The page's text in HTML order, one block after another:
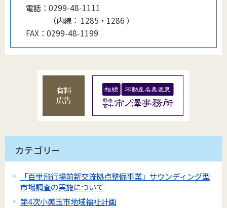
電話： 0299-48-1111
（内線 ： 1285・1286 ）
FAX： 0299-48-1199
有料
広告
カテゴリー
「百里飛行場前新交流拠点整備事業」サウンディング型
市場調査の実施について
第4次小美玉市地域福祉計画